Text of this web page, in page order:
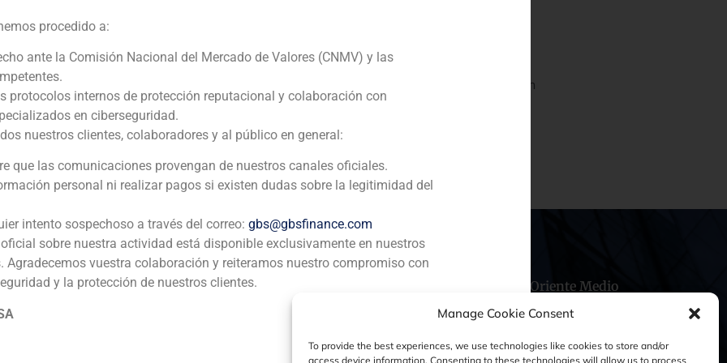
Manage Cookie Consent
To provide the best experiences, we use technologies like cookies to store and/or
access device information. Consenting to these technologies will allow us to process
GBS Finance actuó como asesor financiero de IP6, empresa dedicada a la seguridad en
Internet y especializada en el desarrollo de soluciones de seguridad perimetral,
consultoría y mantenimiento, en la venta de una participación a Ola Internet, empresa
dedicada a la prestación de servicios de telecomunicaciones sobre IP.
México Ecuador Oriente Medio
Aviso Legal
procedido a:
ante la Comisión Nacional del Mercado de Valores (CNMV) y las
protocolos internos de protección reputacional y colaboración con
en ciberseguridad.
nuestros clientes, colaboradores y al público en general:
que las comunicaciones provengan de nuestros canales oficiales.
personal ni realizar pagos si existen dudas sobre la legitimidad del
intento sospechoso a través del correo: gbs@gbsfinance.com
sobre nuestra actividad está disponible exclusivamente en nuestros
Agradecemos vuestra colaboración y reiteramos nuestro compromiso con
y la protección de nuestros clientes.